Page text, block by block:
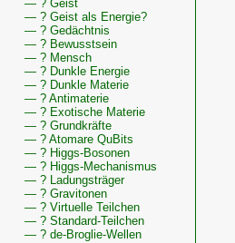
— ? Geist
— ? Geist als Energie?
— ? Gedächtnis
— ? Bewusstsein
— ? Mensch
— ? Dunkle Energie
— ? Dunkle Materie
— ? Antimaterie
— ? Exotische Materie
— ? Grundkräfte
— ? Atomare QuBits
— ? Higgs-Bosonen
— ? Higgs-Mechanismus
— ? Ladungsträger
— ? Gravitonen
— ? Virtuelle Teilchen
— ? Standard-Teilchen
— ? de-Broglie-Wellen